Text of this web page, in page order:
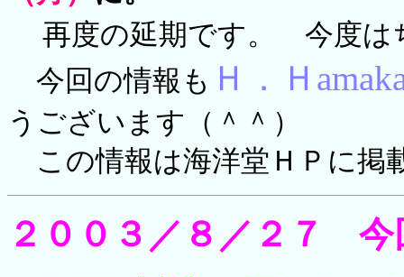
再度の延期です。 今度は
今回の情報も Ｈ．Ｈ
うございます（＾＾）
この情報は海洋堂ＨＰに掲
２００３／８／２７ 今